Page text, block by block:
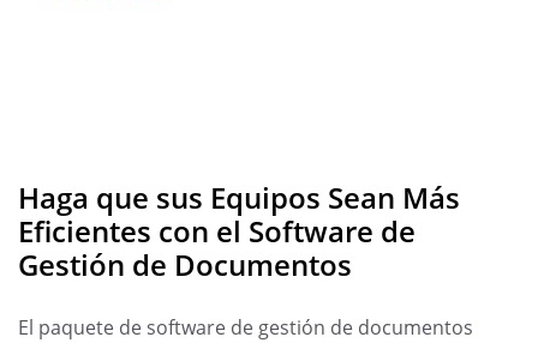
Haga que sus Equipos Sean Más
Eficientes con el Software de
Gestión de Documentos
El paquete de software de gestión de documentos